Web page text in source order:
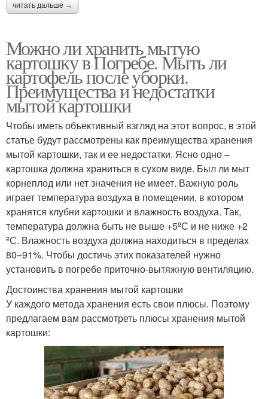
читать дальше →
Можно ли хранить мытую
картошку в Погребе. Мыть ли
картофель после уборки.
Преимущества и недостатки
мытой картошки
Чтобы иметь объективный взгляд на этот вопрос, в этой
статье будут рассмотрены как преимущества хранения
мытой картошки, так и ее недостатки. Ясно одно –
картошка должна храниться в сухом виде. Был ли мыт
корнеплод или нет значения не имеет. Важную роль
играет температура воздуха в помещении, в котором
хранятся клубни картошки и влажность воздуха. Так,
температура должна быть не выше +5ºС и не ниже +2
ºС. Влажность воздуха должна находиться в пределах
80–91%. Чтобы достичь этих показателей нужно
установить в погребе приточно-вытяжную вентиляцию.
Достоинства хранения мытой картошки
У каждого метода хранения есть свои плюсы. Поэтому
предлагаем вам рассмотреть плюсы хранения мытой
картошки: